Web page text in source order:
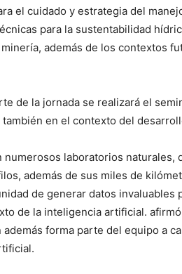
el cuidado y estrategia del
para la sustentabilidad
además de los contextos
de la jornada se realizará el
en el contexto del
numerosos laboratorios naturales,
además de sus miles de
de generar datos
de la inteligencia artificial.
además forma parte del equipo a